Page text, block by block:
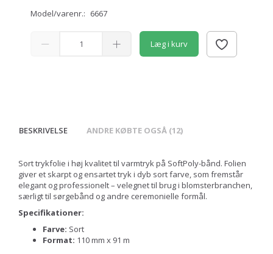
Model/varenr.: 6667
Læg i kurv
BESKRIVELSE ANDRE KØBTE OGSÅ (12)
Sort trykfolie i høj kvalitet til varmtryk på SoftPoly-bånd. Folien
giver et skarpt og ensartet tryk i dyb sort farve, som fremstår
elegant og professionelt – velegnet til brug i blomsterbranchen,
særligt til sørgebånd og andre ceremonielle formål.
Specifikationer:
Farve: Sort
Format: 110 mm x 91 m